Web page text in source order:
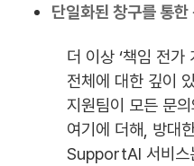
단일화된 창구를 통
더 이상 ‘책임 전가
전체에 대한 깊이
지원팀이 모든 문
여기에 더해, 방대
SupportAI 서비스